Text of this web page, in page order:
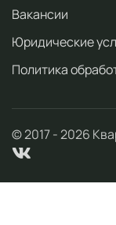
Вакансии
Юридические
Политика
© 2017 -2026